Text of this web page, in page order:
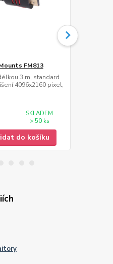
FM813
3 m, standard
4096x2160 pixel,
SKLADEM
> 50 ks
do košíku